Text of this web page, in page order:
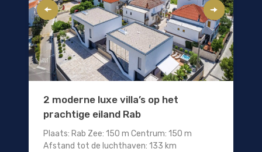
2 moderne luxe villa’s op het
prachtige eiland Rab
Plaats: Rab Zee: 150 m Centrum: 150 m
Afstand tot de luchthaven: 133 km